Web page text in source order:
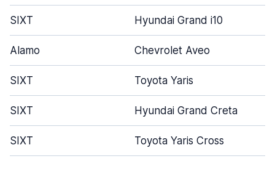
SIXT Hyundai Grand i10
Alamo Chevrolet Aveo
SIXT Toyota Yaris
SIXT Hyundai Grand Creta
SIXT Toyota Yaris Cross